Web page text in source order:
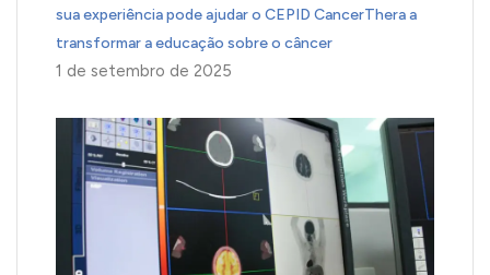
sua experiência pode ajudar o CEPID CancerThera a
transformar a educação sobre o câncer
1 de setembro de 2025